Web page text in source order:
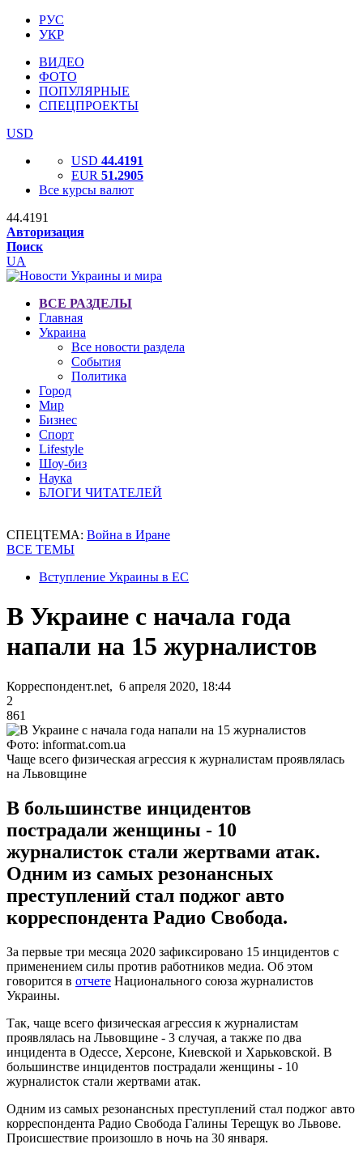
РУС
УКР
ВИДЕО
ФОТО
ПОПУЛЯРНЫЕ
СПЕЦПРОЕКТЫ
USD
USD 44.4191
EUR 51.2905
Все курсы валют
44.4191
Авторизация
Поиск
UA
ВСЕ РАЗДЕЛЫ
Главная
Украина
Все новости раздела
События
Политика
Город
Мир
Бизнес
Спорт
Lifestyle
Шоу-биз
Наука
БЛОГИ ЧИТАТЕЛЕЙ
СПЕЦТЕМА: Война в Иране
ВСЕ ТЕМЫ
Вступление Украины в ЕС
В Украине с начала года
напали на 15 журналистов
Корреспондент.net, 6 апреля 2020, 18:44
2
861
Фото: informat.com.ua
Чаще всего физическая агрессия к журналистам проявлялась
на Львовщине
В большинстве инцидентов
пострадали женщины - 10
журналисток стали жертвами атак.
Одним из самых резонансных
преступлений стал поджог авто
корреспондента Радио Свобода.
За первые три месяца 2020 зафиксировано 15 инцидентов с
применением силы против работников медиа. Об этом
говорится в отчете Национального союза журналистов
Украины.
Так, чаще всего физическая агрессия к журналистам
проявлялась на Львовщине - 3 случая, а также по два
инцидента в Одессе, Херсоне, Киевской и Харьковской. В
большинстве инцидентов пострадали женщины - 10
журналисток стали жертвами атак.
Одним из самых резонансных преступлений стал поджог авто
корреспондента Радио Свобода Галины Терещук во Львове.
Происшествие произошло в ночь на 30 января.